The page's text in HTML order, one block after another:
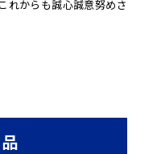
れからも誠心誠意努めさ